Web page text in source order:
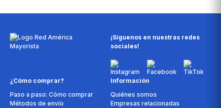
¡Síguenos en nuestras redes
sociales!
¿Cómo comprar?
Paso a paso: Cómo comprar
Métodos de envío
Información
Quiénes somos
Empresas relacionadas